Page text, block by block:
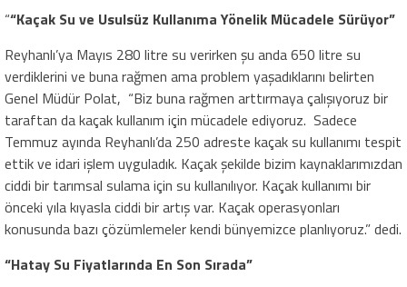
““Kaçak Su ve Usulsüz Kullanıma Yönelik Mücadele Sürüyor”
Reyhanlı’ya Mayıs 280 litre su verirken şu anda 650 litre su
verdiklerini ve buna rağmen ama problem yaşadıklarını belirten
Genel Müdür Polat, “Biz buna rağmen arttırmaya çalışıyoruz bir
taraftan da kaçak kullanım için mücadele ediyoruz. Sadece
Temmuz ayında Reyhanlı’da 250 adreste kaçak su kullanımı tespit
ettik ve idari işlem uyguladık. Kaçak şekilde bizim kaynaklarımızdan
ciddi bir tarımsal sulama için su kullanılıyor. Kaçak kullanımı bir
önceki yıla kıyasla ciddi bir artış var. Kaçak operasyonları
konusunda bazı çözümlemeler kendi bünyemizce planlıyoruz.” dedi.
“Hatay Su Fiyatlarında En Son Sırada”